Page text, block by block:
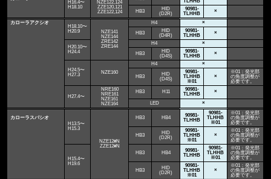
H16.4〜
H18.10
NZE122,124
ZZE120,121
ZZE122,124
TLHHB
HB3
HID
(D2R)
90981-
TLHHB
×
カローラアクシオ
H18.10〜
H20.9
NZE141
NZE144
ZRE142
ZRE144
H4
×
HB3
HID
(D4R)
90981-
TLHHB
×
H20.10〜
H24.4
H4
×
HB3
HID
(D4S)
90981-
TLHHB
×
H24.5〜
H27.3
NZE160
H4 ×
HB3
HID
(D4S)
90981-
TLHHB
※01
×
※01：発光部
の角度調整が
必要です。
H27.4〜
NRE160
NRE161
NZE161
NZE164
HB3 H11
90981-
TLHHB
×
LED ×
カローラスパシオ
H13.5〜
H15.3
NZE12#N
ZZE12#N
HB3 HB4
90981-
TLHHB
90981-
TLHHB
※01
※01：発光部
の角度調整が
必要です。
HB3
HID
(D2R)
90981-
TLHHB
※01
×
※01：発光部
の角度調整が
必要です。
H15.4〜
H19.6
HB3 HB4
90981-
TLHHB
90981-
TLHHB
※01
※01：発光部
の角度調整が
必要です。
HB3
HID
(D2R)
90981-
TLHHB
※01
×
※01：発光部
の角度調整が
必要です。